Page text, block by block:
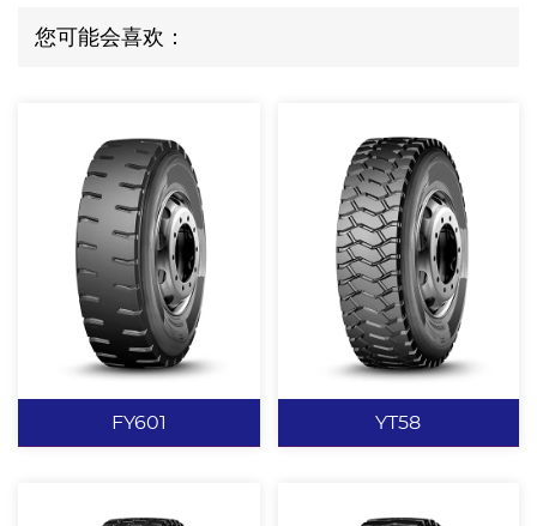
您可能会喜欢：
FY601 YT58